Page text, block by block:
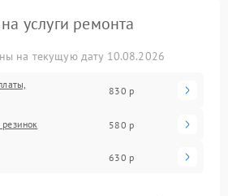
услуги ремонта
на текущую дату 10.08.2026
830 р
580 р
630 р